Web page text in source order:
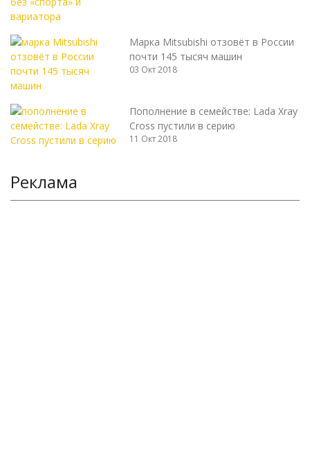
Марка Mitsubishi отзовёт в России
почти 145 тысяч машин
03 Окт 2018
Пополнение в семействе: Lada Xray
Cross пустили в серию
11 Окт 2018
Реклама